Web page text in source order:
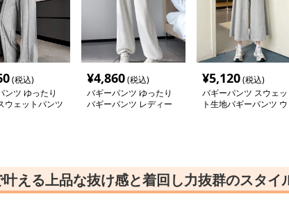
(税込)
ンツ ゆったり
ウェットパンツ
¥4,860(税込)
バギーパンツ ゆったり
バギーパンツ レディー
¥5,120(税込)
バギーパンツ スウェッ
ト生地バギーパンツ ウ
える上品な抜け感と着回し力抜群のスタイ